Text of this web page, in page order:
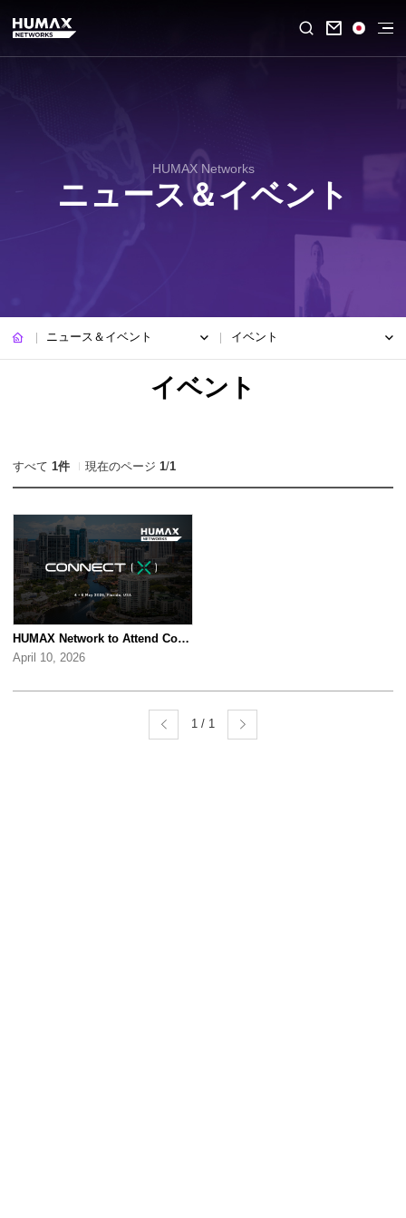

HUMAX Networks
ニュース＆イベント
ニュース＆イベント イベント
すべて 1件 現在のページ 1/1
HUMAX Network to Attend Connect (X) 2026
April 10, 2026
1 / 1